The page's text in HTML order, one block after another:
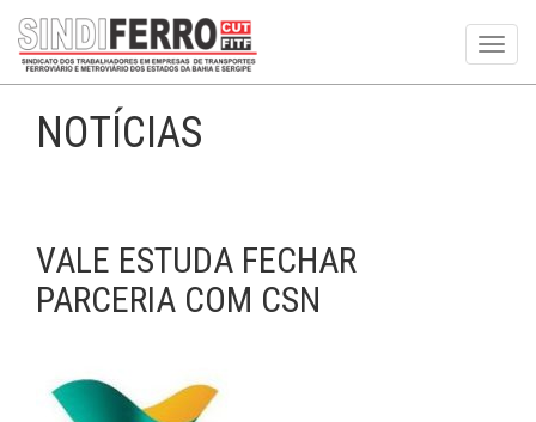
NOTÍCIAS
VALE ESTUDA FECHAR
PARCERIA COM CSN